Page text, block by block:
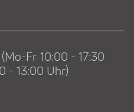
Fr 10:00 - 17:30
- 13:00 Uhr)